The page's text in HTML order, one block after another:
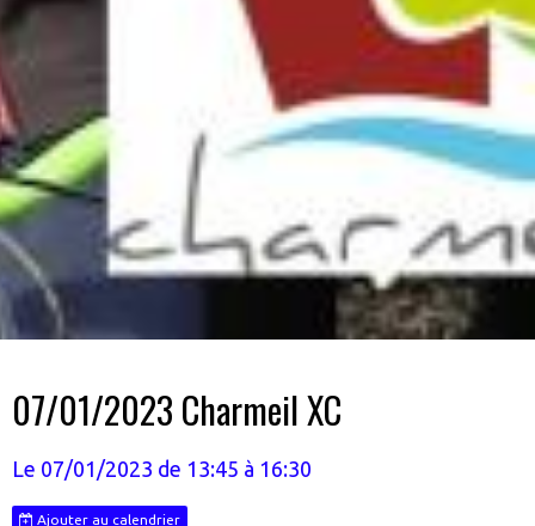
07/01/2023 Charmeil XC
Le 07/01/2023 de 13:45 à 16:30
Ajouter au calendrier